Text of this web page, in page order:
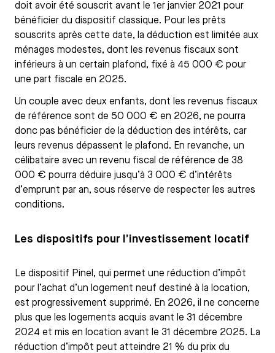
doit avoir été souscrit avant le 1er janvier 2021 pour
bénéficier du dispositif classique. Pour les prêts
souscrits après cette date, la déduction est limitée aux
ménages modestes, dont les revenus fiscaux sont
inférieurs à un certain plafond, fixé à 45 000 € pour
une part fiscale en 2025.
Un couple avec deux enfants, dont les revenus fiscaux
de référence sont de 50 000 € en 2026, ne pourra
donc pas bénéficier de la déduction des intérêts, car
leurs revenus dépassent le plafond. En revanche, un
célibataire avec un revenu fiscal de référence de 38
000 € pourra déduire jusqu’à 3 000 € d’intérêts
d’emprunt par an, sous réserve de respecter les autres
conditions.
Les dispositifs pour l’investissement locatif
Le dispositif Pinel, qui permet une réduction d’impôt
pour l’achat d’un logement neuf destiné à la location,
est progressivement supprimé. En 2026, il ne concerne
plus que les logements acquis avant le 31 décembre
2024 et mis en location avant le 31 décembre 2025. La
réduction d’impôt peut atteindre 21 % du prix du